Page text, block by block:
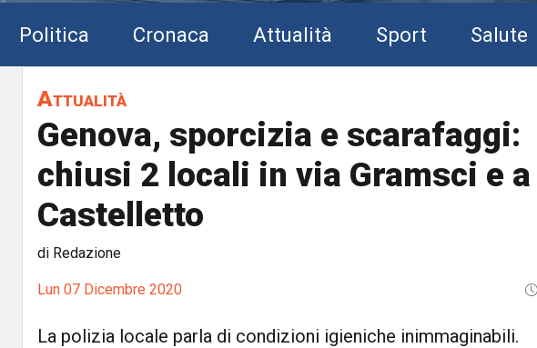
Politica Cronaca Attualità Sport Salute
Attualità
Genova, sporcizia e scarafaggi:
chiusi 2 locali in via Gramsci e a
Castelletto
di Redazione
Lun 07 Dicembre 2020
La polizia locale parla di condizioni igieniche inimmaginabili.